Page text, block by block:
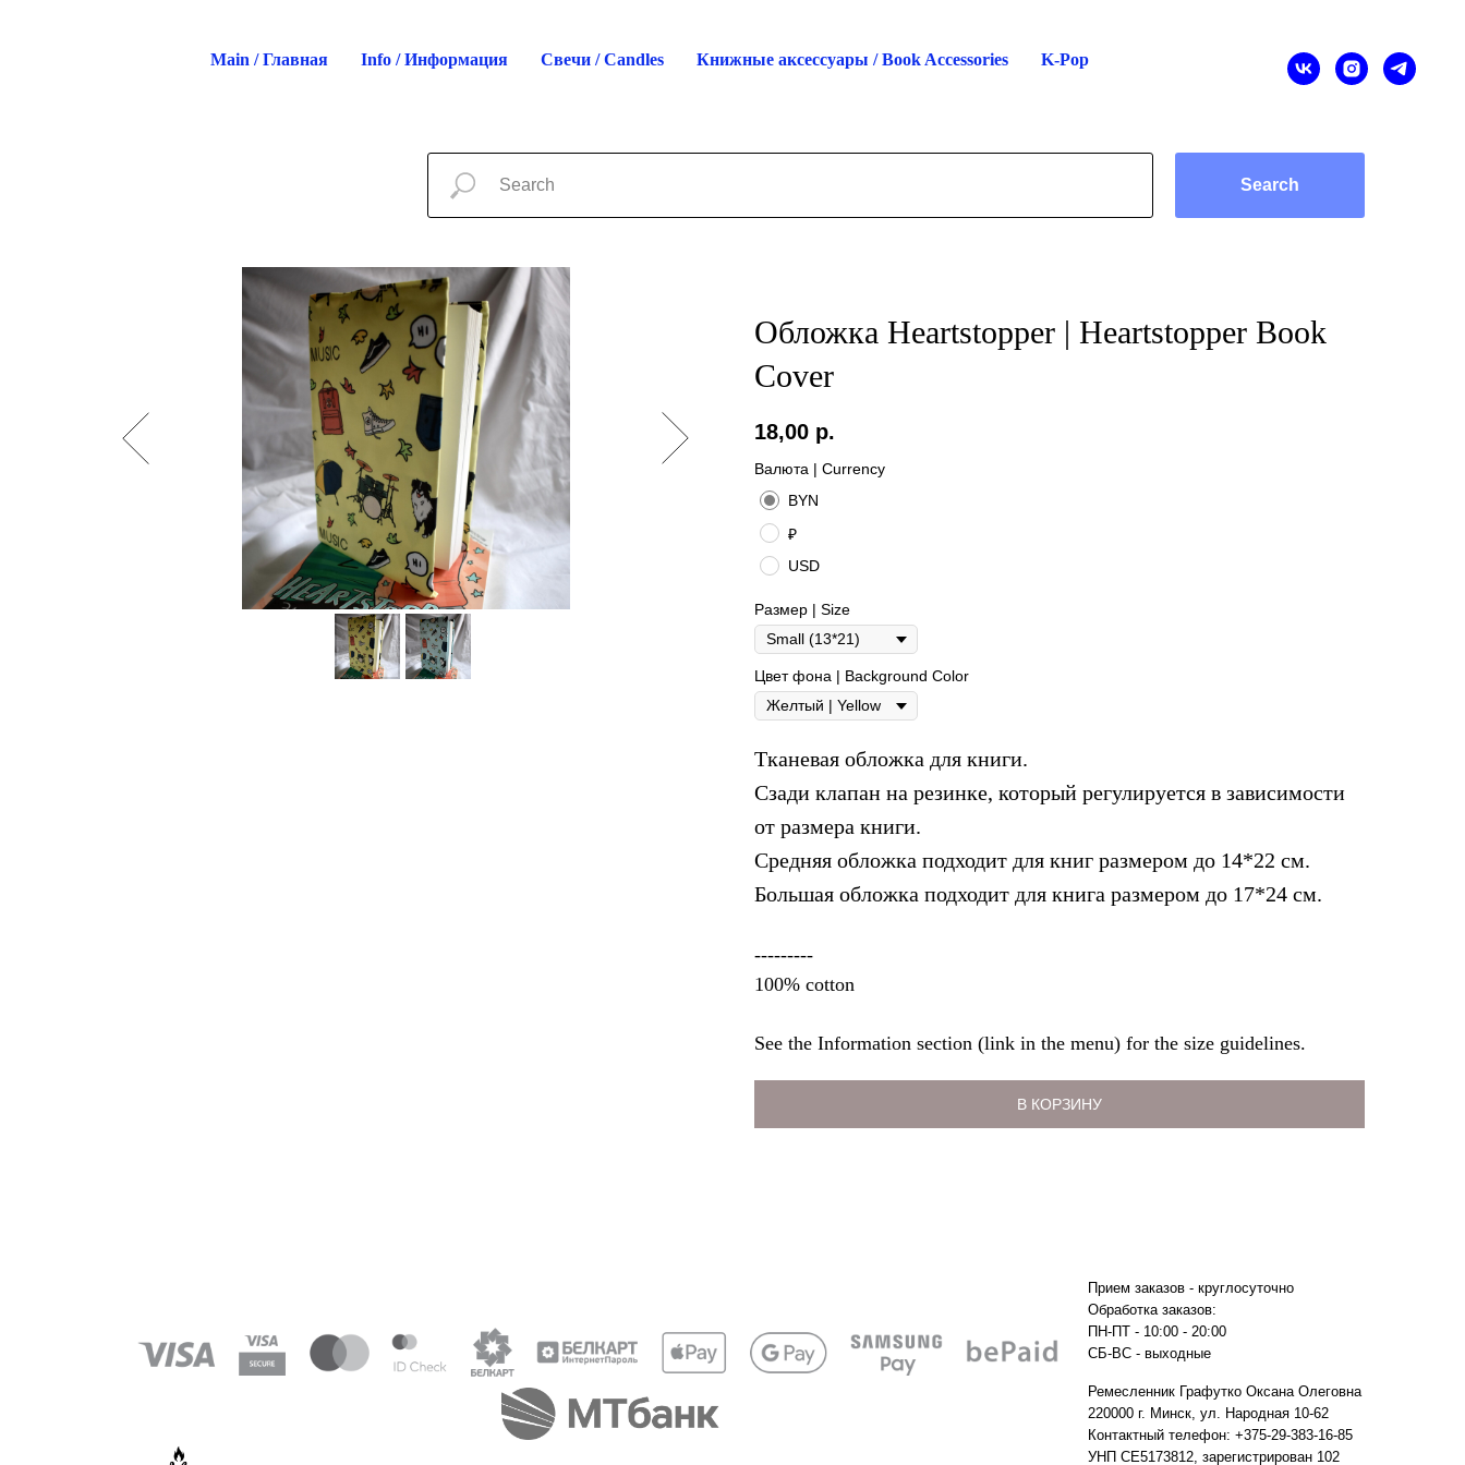
Main / Главная Info / Информация Свечи / Candles Книжные аксессуары / Book Accessories K-Pop
Search
Обложка Heartstopper | Heartstopper Book
Cover
18,00 р.
Валюта | Currency
BYN
₽
USD
Размер | Size
Цвет фона | Background Color
Тканевая обложка для книги.
Сзади клапан на резинке, который регулируется в зависимости
от размера книги.
Средняя обложка подходит для книг размером до 14*22 см.
Большая обложка подходит для книга размером до 17*24 см.
---------
100% cotton
See the Information section (link in the menu) for the size guidelines.
В КОРЗИНУ
Прием заказов - круглосуточно
Обработка заказов:
ПН-ПТ - 10:00 - 20:00
СБ-ВС - выходные
Ремесленник Графутко Оксана Олеговна
220000 г. Минск, ул. Народная 10-62
Контактный телефон: +375-29-383-16-85
УНП CE5173812, зарегистрирован 102